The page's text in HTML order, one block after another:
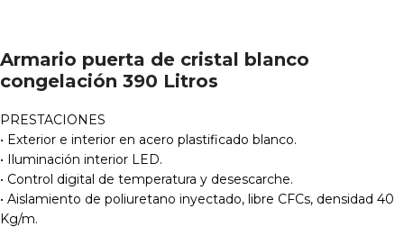
Armario puerta de cristal blanco
congelación 390 Litros
PRESTACIONES
• Exterior e interior en acero plastificado blanco.
• Iluminación interior LED.
• Control digital de temperatura y desescarche.
• Aislamiento de poliuretano inyectado, libre CFCs, densidad 40
Kg/m.